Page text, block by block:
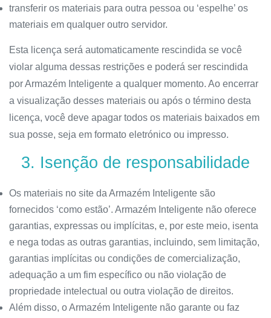
transferir os materiais para outra pessoa ou ‘espelhe’ os
materiais em qualquer outro servidor.
Esta licença será automaticamente rescindida se você
violar alguma dessas restrições e poderá ser rescindida
por Armazém Inteligente a qualquer momento. Ao encerrar
a visualização desses materiais ou após o término desta
licença, você deve apagar todos os materiais baixados em
sua posse, seja em formato eletrónico ou impresso.
3. Isenção de responsabilidade
Os materiais no site da Armazém Inteligente são
fornecidos ‘como estão’. Armazém Inteligente não oferece
garantias, expressas ou implícitas, e, por este meio, isenta
e nega todas as outras garantias, incluindo, sem limitação,
garantias implícitas ou condições de comercialização,
adequação a um fim específico ou não violação de
propriedade intelectual ou outra violação de direitos.
Além disso, o Armazém Inteligente não garante ou faz